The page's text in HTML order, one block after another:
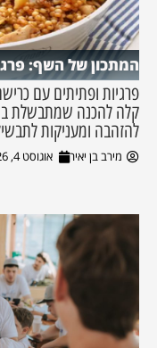
המתכון של השף:
פרגיות ופתיתים עם
קלה להכנה שמתבשלת
להזהבה ומעניקות
מירב בן יאיר אוגוסט 4, 2026